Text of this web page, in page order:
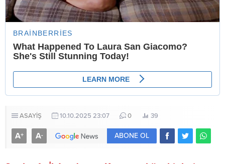
ASAYİŞ 10.10.2025 23:07 0 39
A+ A- ABONE OL